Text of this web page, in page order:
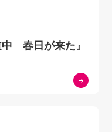
中 春日が来た』